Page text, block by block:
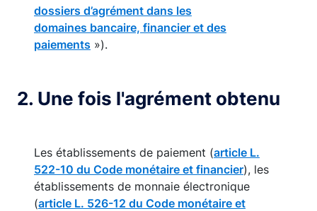
dossiers d’agrément dans les
domaines bancaire, financier et des
paiements »).
2. Une fois l'agrément obtenu
Les établissements de paiement (article L.
522-10 du Code monétaire et financier), les
établissements de monnaie électronique
(article L. 526-12 du Code monétaire et